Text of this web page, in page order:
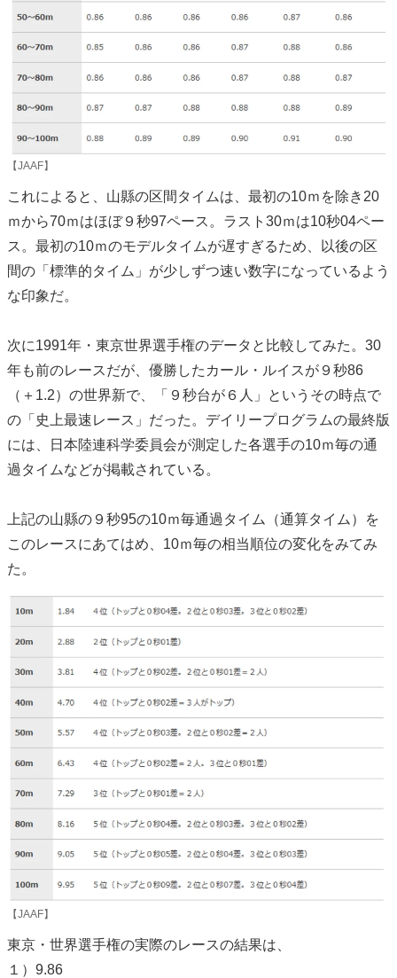
【JAAF】
これによると、山縣の区間タイムは、最初の10ｍを除き20
ｍから70ｍはほぼ９秒97ペース。ラスト30ｍは10秒04ペー
ス。最初の10ｍのモデルタイムが遅すぎるため、以後の区
間の「標準的タイム」が少しずつ速い数字になっているよう
な印象だ。
次に1991年・東京世界選手権のデータと比較してみた。30
年も前のレースだが、優勝したカール・ルイスが９秒86
（＋1.2）の世界新で、「９秒台が６人」というその時点で
の「史上最速レース」だった。デイリープログラムの最終版
には、日本陸連科学委員会が測定した各選手の10ｍ毎の通
過タイムなどが掲載されている。
上記の山縣の９秒95の10ｍ毎通過タイム（通算タイム）を
このレースにあてはめ、10ｍ毎の相当順位の変化をみてみ
た。
【JAAF】
東京・世界選手権の実際のレースの結果は、
１）9.86